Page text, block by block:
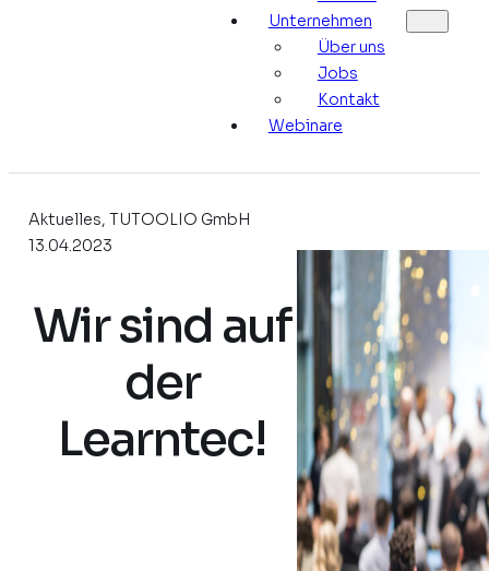
Unternehmen
Über uns
Jobs
Kontakt
Webinare
Aktuelles, TUTOOLIO GmbH
13.04.2023
Wir sind auf
der
Learntec!